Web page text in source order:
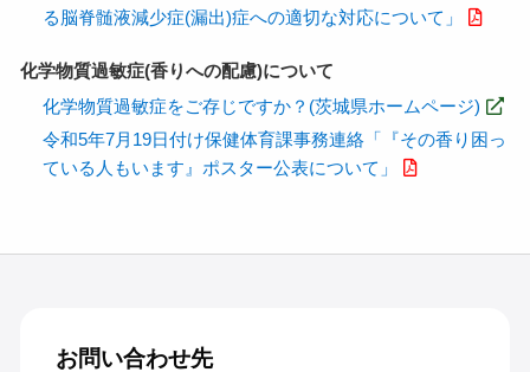
る脳脊髄液減少症(漏出)症への適切な対応について」
化学物質過敏症(香りへの配慮)について
化学物質過敏症をご存じですか？(茨城県ホームページ)
令和5年7月19日付け保健体育課事務連絡「『その香り困っ
ている人もいます』ポスター公表について」
お問い合わせ先